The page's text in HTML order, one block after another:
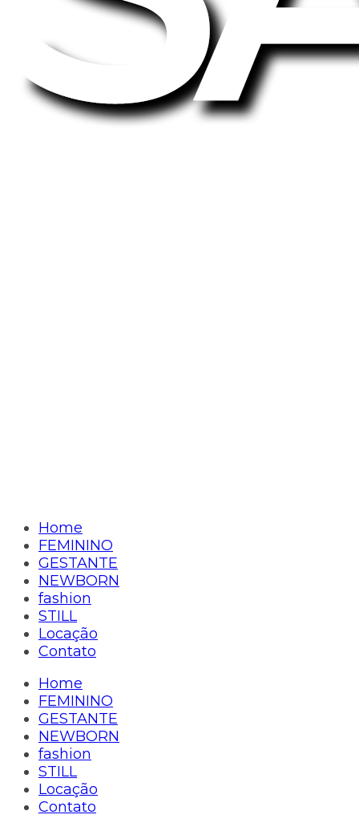
Home
FEMININO
GESTANTE
NEWBORN
fashion
STILL
Locação
Contato
Home
FEMININO
GESTANTE
NEWBORN
fashion
STILL
Locação
Contato